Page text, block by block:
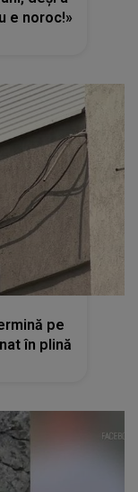
e noroc!»
pe
în plină